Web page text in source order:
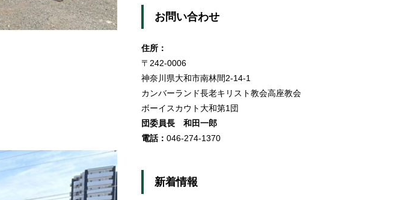
お問い合わせ
住所：
〒242-0006
神奈川県大和市南林間2-14-1
カンバーランド長老キリスト教会高座教会
ボーイスカウト大和第1団
団委員長 和田一郎
電話： 046-274-1370
新着情報